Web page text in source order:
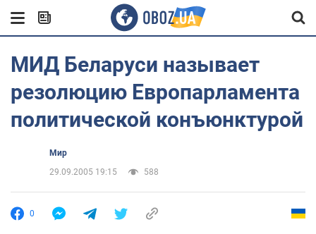
МИД Беларуси называет
резолюцию Европарламента
политической конъюнктурой
Мир
29.09.2005 19:15
588
0